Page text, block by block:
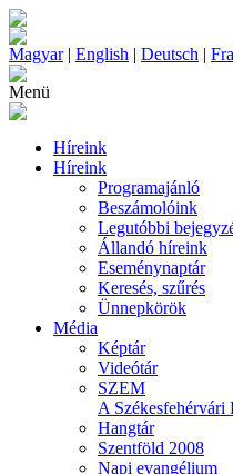
Magyar| English | Deutsch |
Menü
Híreink
Híreink
Programajánló
Beszámolóink
Legutóbbi
Állandó híreink
Eseménynaptár
Keresés, szűrés
Ünnepkörök
Média
Képtár
Videótár
SZEM
A Székesfehérvári
Hangtár
Szentföld 2008
Napi evangélium